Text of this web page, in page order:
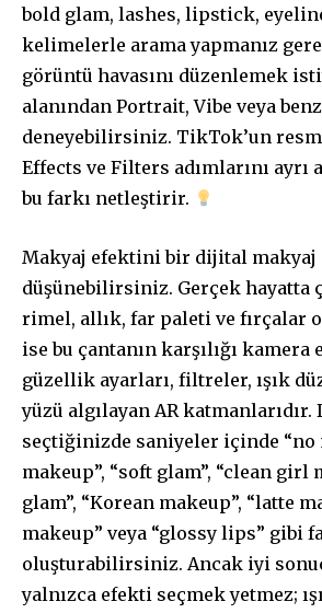
bold glam, lashes, lipstick,
kelimelerle arama yapmanız
görüntü havasını düzenlemek
alanından Portrait, Vibe veya
deneyebilirsiniz. TikTok’un
Effects ve Filters adımlarını ayrı
bu farkı netleştirir.
Makyaj efektini bir dijital makyaj
düşünebilirsiniz. Gerçek hayatta
rimel, allık, far paleti ve fırçalar
ise bu çantanın karşılığı kamera
güzellik ayarları, filtreler, ışık
yüzü algılayan AR
seçtiğinizde saniyeler içinde “no
makeup”, “soft glam”, “clean girl
glam”, “Korean makeup”, “latte
makeup” veya “glossy lips” gibi
oluşturabilirsiniz. Ancak iyi
yalnızca efekti seçmek yetmez;